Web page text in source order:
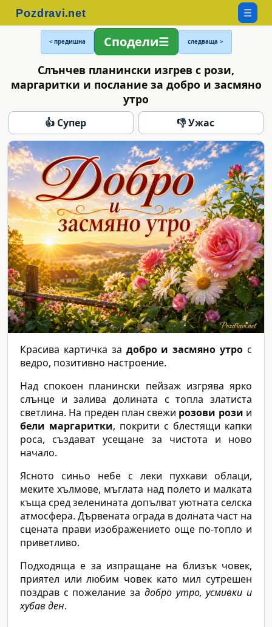
☰
< предишна Сподели следваща >
Слънчев планински изгрев с рози,
маргаритки и послание за добро и засмяно
утро
👍 Супер 👎 Ужас
Красива картичка за добро и засмяно утро с
ведро, позитивно настроение.
Над спокоен планински пейзаж изгрява ярко
слънце и залива долината с топла златиста
светлина. На преден план свежи розови рози и
бели маргаритки, покрити с блестящи капки
роса, създават усещане за чистота и ново
начало.
Ясното синьо небе с леки пухкави облаци,
меките хълмове, мъглата над полето и малката
къща сред зеленината допълват уютната селска
атмосфера. Дървената ограда в долната част на
сцената прави изображението още по-топло и
приветливо.
Подходяща е за изпращане на близък човек,
приятел или любим човек като мил сутрешен
поздрав с пожелание за добро утро, усмивки и
хубав ден.